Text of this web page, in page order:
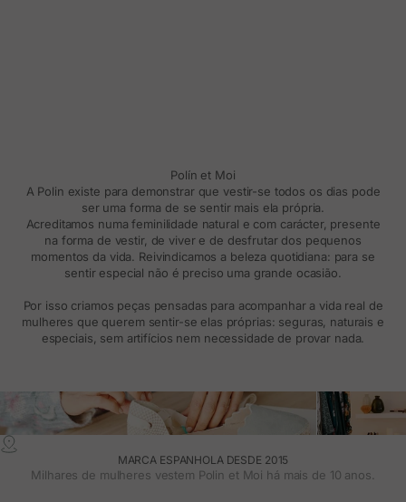
Polín et Moi
A Polin existe para demonstrar que vestir-se todos os dias pode
ser uma forma de se sentir mais ela própria.
Acreditamos numa feminilidade natural e com carácter, presente
na forma de vestir, de viver e de desfrutar dos pequenos
momentos da vida. Reivindicamos a beleza quotidiana: para se
sentir especial não é preciso uma grande ocasião.
Por isso criamos peças pensadas para acompanhar a vida real de
mulheres que querem sentir-se elas próprias: seguras, naturais e
especiais, sem artifícios nem necessidade de provar nada.
MARCA ESPANHOLA DESDE 2015
Milhares de mulheres vestem Polin et Moi há mais de 10 anos.